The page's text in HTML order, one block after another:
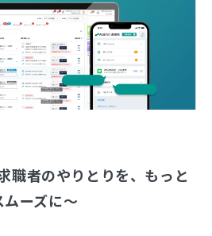
職者のやりとりを、もっと
ムーズに〜